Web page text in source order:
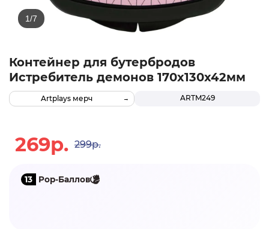
Контейнер для бутербродов
Истребитель демонов 170х130х42мм
ARTM249
Artplays мерч
269р. 299р.
13 Pop-Баллов